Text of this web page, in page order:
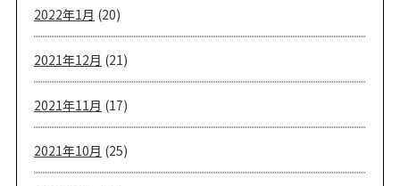
2022年1月 (20)
2021年12月 (21)
2021年11月 (17)
2021年10月 (25)